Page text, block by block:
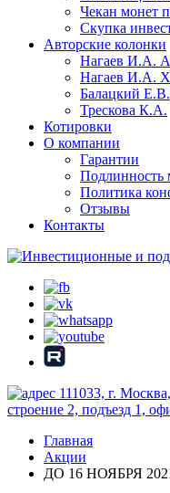
Чекан монет
Скупка
Авторские колонки
Нагаев И.А.
Нагаев И.А.
Балацкий Е.В.
Трескова К.А.
Котировки
О компании
Гарантии
Подлинность
Политика
Отзывы
Контакты
111033, г.
строение 2, подъезд 1,
Главная
Акции
ДО 16 НОЯБРЯ